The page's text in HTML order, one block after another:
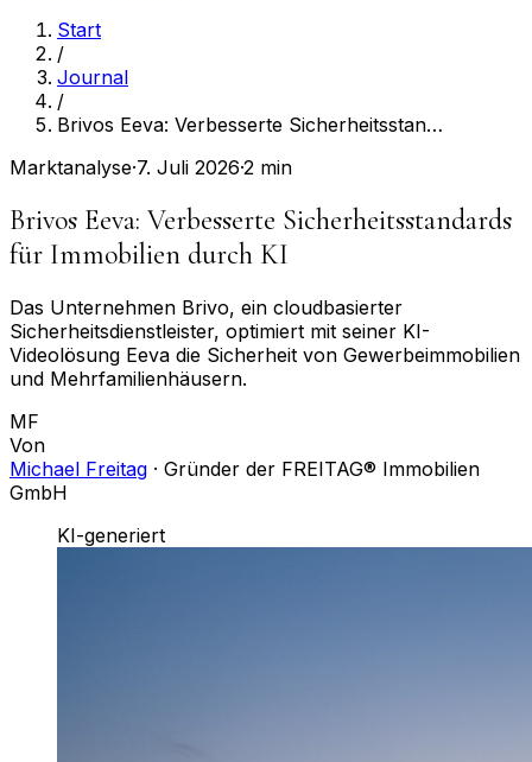
Start
/
Journal
/
Brivos Eeva: Verbesserte Sicherheitsstan…
Marktanalyse·7. Juli 2026·2 min
Brivos Eeva: Verbesserte Sicherheitsstandards
für Immobilien durch KI
Das Unternehmen Brivo, ein cloudbasierter
Sicherheitsdienstleister, optimiert mit seiner KI-
Videolösung Eeva die Sicherheit von Gewerbeimmobilien
und Mehrfamilienhäusern.
MF
Von
Michael Freitag · Gründer der FREITAG® Immobilien
GmbH
KI-generiert